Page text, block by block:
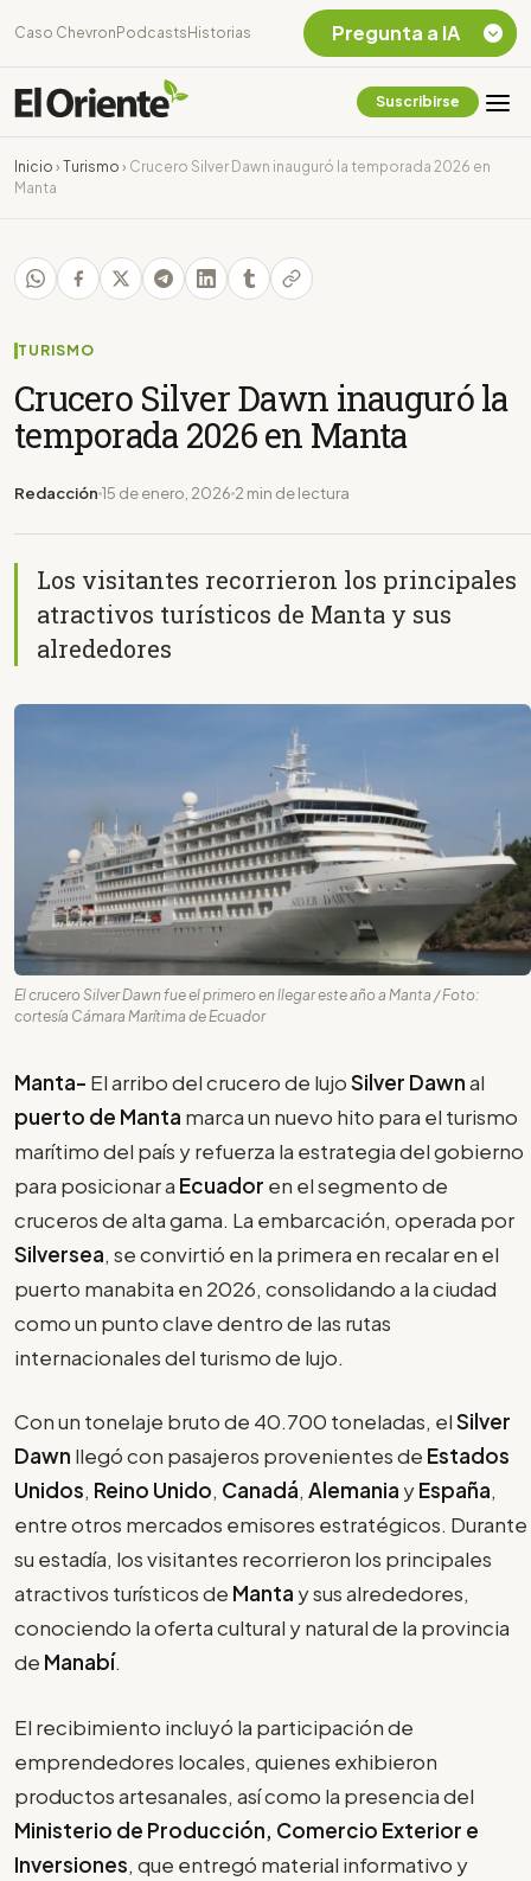
Caso Chevron Podcasts Historias
Suscribirse
Inicio › Turismo › Crucero Silver Dawn inauguró la temporada 2026 en
Manta
TURISMO
Crucero Silver Dawn inauguró la
temporada 2026 en Manta
Redacción 15 de enero, 2026 2 min de lectura
Los visitantes recorrieron los principales
atractivos turísticos de Manta y sus
alrededores
El crucero Silver Dawn fue el primero en llegar este año a Manta / Foto:
cortesía Cámara Marítima de Ecuador
Manta- El arribo del crucero de lujoSilver Dawnal
puerto de Manta marca un nuevo hito para el turismo
marítimo del país y refuerza la estrategia del gobierno
para posicionar a Ecuador en el segmento de
cruceros de alta gama. La embarcación, operada por
Silversea, se convirtió en la primera en recalar en el
puerto manabita en 2026, consolidando a la ciudad
como un punto clave dentro de las rutas
internacionales del turismo de lujo.
Con un tonelaje bruto de 40.700 toneladas, elSilver
Dawn llegó con pasajeros provenientes de Estados
Unidos, Reino Unido, Canadá, Alemania yEspaña,
entre otros mercados emisores estratégicos. Durante
su estadía, los visitantes recorrieron los principales
atractivos turísticos de Manta y sus alrededores,
conociendo la oferta cultural y natural de la provincia
de Manabí.
El recibimiento incluyó la participación de
emprendedores locales, quienes exhibieron
productos artesanales, así como la presencia del
Ministerio de Producción, Comercio Exterior e
Inversiones, que entregó material informativo y
Pregunta a IA
Chevron Ecuador